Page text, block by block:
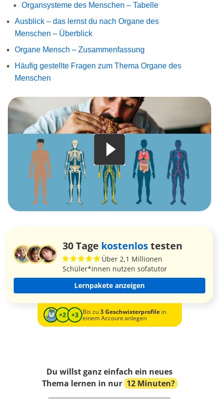
Organsysteme des Menschen – Tabelle
Ausblick – das lernst du nach Organe des
Menschen – Überblick
Organe Mensch – Zusammenfassung
Häufig gestellte Fragen zum Thema Organe des
Menschen
30 Tage kostenlostesten
Über 2,1 Millionen
Schüler*innen nutzen sofatutor
Lernpakete anzeigen
Bis zu3 Geschwisterprofilein
einem Account anlegen
Du willst ganz einfach ein neues
Thema lernen in nur 12 Minuten?